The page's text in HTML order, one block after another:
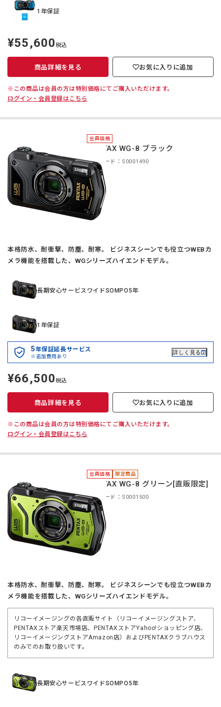
1年保証
定
価
¥55,600税込
商品詳細を見る お気に入りに追加
※この商品は会員の方は特別価格にてご購入いただけます。
ログイン・会員登録はこちら
会員価格
PENTAX WG-8 ブラック
商品コード：S0001490
本格防水、耐衝撃、防塵、耐寒。 ビジネスシーンでも役立つWEBカ
メラ機能を搭載した、WGシリーズハイエンドモデル。
長期安心サービスワイドSOMPO5年
1年保証
5年保証延長サービス
※追加費用あり
詳しく見る
定
価
¥66,500税込
商品詳細を見る お気に入りに追加
※この商品は会員の方は特別価格にてご購入いただけます。
ログイン・会員登録はこちら
会員価格 限定商品
PENTAX WG-8 グリーン[直販限定]
商品コード：S0001500
本格防水、耐衝撃、防塵、耐寒。 ビジネスシーンでも役立つWEBカ
メラ機能を搭載した、WGシリーズハイエンドモデル。
リコーイメージングの各直販サイト（リコーイメージングストア、
PENTAXストア楽天市場店、PENTAXストアYahoo!ショッピング店、
リコーイメージングストアAmazon店）およびPENTAXクラブハウス
のみでのお取り扱いです。
長期安心サービスワイドSOMPO5年